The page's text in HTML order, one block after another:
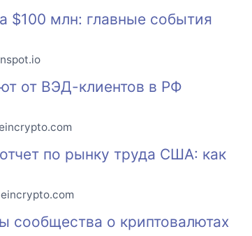
$100 млн: главные события
от ВЭД-клиентов в РФ
по рынку труда США: как
сообщества о криптовалютах